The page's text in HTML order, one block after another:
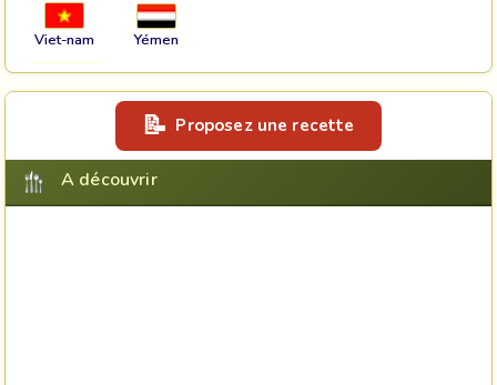
Viet-nam Yémen
Proposez une recette
A découvrir